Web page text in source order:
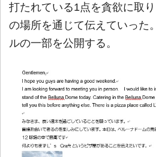
打たれている1点を貪欲に取
の場所を通じて伝えていった
ルの一部を公開する。